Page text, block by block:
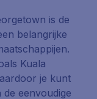
is de
belangrijke
Kuala
je kunt
de eenvoudige